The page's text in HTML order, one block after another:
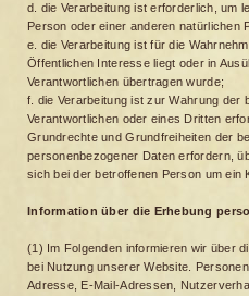
d. die Verarbeitung ist erforderlich, um
Person oder einer anderen natürlichen
e. die Verarbeitung ist für die
Öffentlichen Interesse liegt oder in
Verantwortlichen übertragen wurde;
f. die Verarbeitung ist zur Wahrung der
Verantwortlichen oder eines Dritten
Grundrechte und Grundfreiheiten der
personenbezogener Daten erfordern,
sich bei der betroffenen Person um ein
Information über die Erhebung
(1) Im Folgenden informieren wir über
bei Nutzung unserer Website.
Adresse, E-Mail-Adressen,